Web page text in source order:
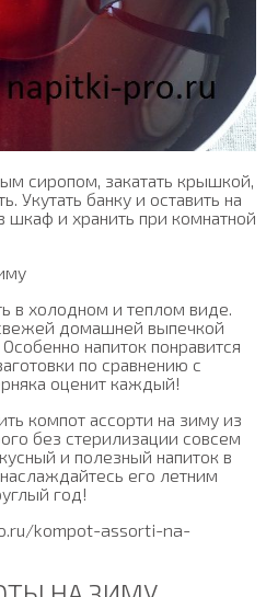
сиропом, закатать крышкой,
Укутать банку и оставить на
шкаф и хранить при комнатной
в холодном и теплом виде.
домашней выпечкой
напиток понравится
по сравнению с
оценит каждый!
компот ассорти на зиму из
без стерилизации совсем
и полезный напиток в
его летним
год!
kompot-assorti-na-